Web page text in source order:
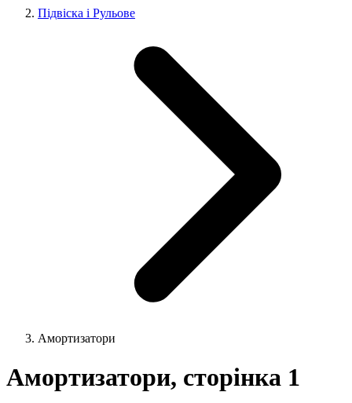
Підвіска і Рульове
Амортизатори
Амортизатори, сторінка 1